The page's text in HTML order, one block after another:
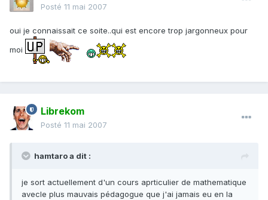
Posté 11 mai 2007
oui je connaissait ce soite..qui est encore trop jargonneux pour
moi
Librekom
Posté 11 mai 2007
hamtaro a dit :
je sort actuellement d'un cours aprticulier de mathematique
avecle plus mauvais pédagogue que j'ai jamais eu en la